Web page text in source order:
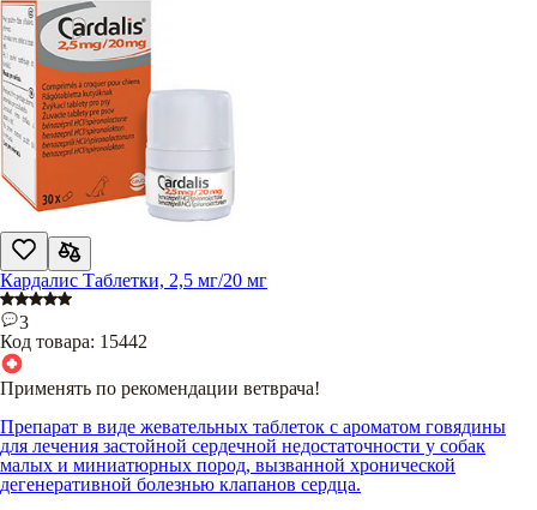
Кардалис Таблетки, 2,5 мг/20 мг
3
Код товара: 15442
Применять по рекомендации ветврача!
Препарат в виде жевательных таблеток с ароматом говядины
для лечения застойной сердечной недостаточности у собак
малых и миниатюрных пород, вызванной хронической
дегенеративной болезнью клапанов сердца.